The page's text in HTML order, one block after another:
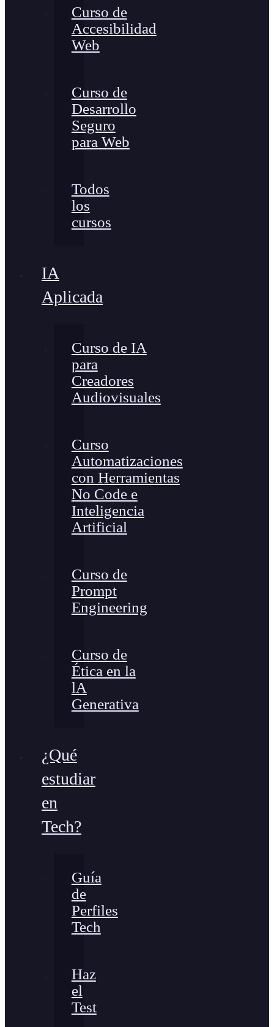
Curso de
Accesibilidad
Web
Curso de
Desarrollo
Seguro
para Web
Todos
los
cursos
IA
Aplicada
Curso de IA
para
Creadores
Audiovisuales
Curso
Automatizaciones
con Herramientas
No Code e
Inteligencia
Artificial
Curso de
Prompt
Engineering
Curso de
Ética en la
lA
Generativa
¿Qué
estudiar
en
Tech?
Guía
de
Perfiles
Tech
Haz
el
Test